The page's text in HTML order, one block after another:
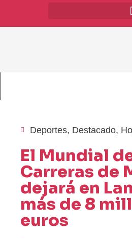
Deportes, Destacado,
El Mundial
Carreras de
dejará en
más de 8
euros